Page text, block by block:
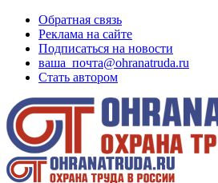
Обратная связь
Реклама на сайте
Подписаться на новости
ваша_почта@ohranatruda.ru
Стать автором